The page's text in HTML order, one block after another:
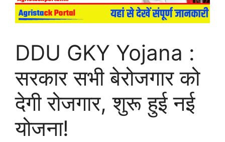
DDU GKY Yojana :
सरकार सभी बेरोजगार को
देगी रोजगार, शुरू हुई नई
योजना!